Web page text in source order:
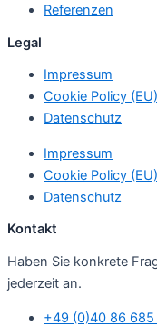
Referenzen
Legal
Impressum
Cookie Policy (EU)
Datenschutz
Impressum
Cookie Policy (EU)
Datenschutz
Kontakt
Haben Sie konkrete
jederzeit an.
+49 (0)40 86